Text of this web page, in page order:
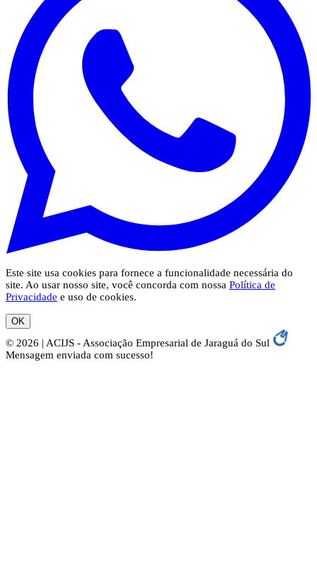
Este site usa cookies para fornece a funcionalidade necessária do
site. Ao usar nosso site, você concorda com nossa Política de
Privacidade e uso de cookies.
OK
© 2026 | ACIJS - Associação Empresarial de Jaraguá do Sul
Mensagem enviada com sucesso!